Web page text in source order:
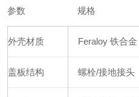
参数 规格
外壳材质 Feraloy 铁合金
盖板结构 螺栓/接地接头